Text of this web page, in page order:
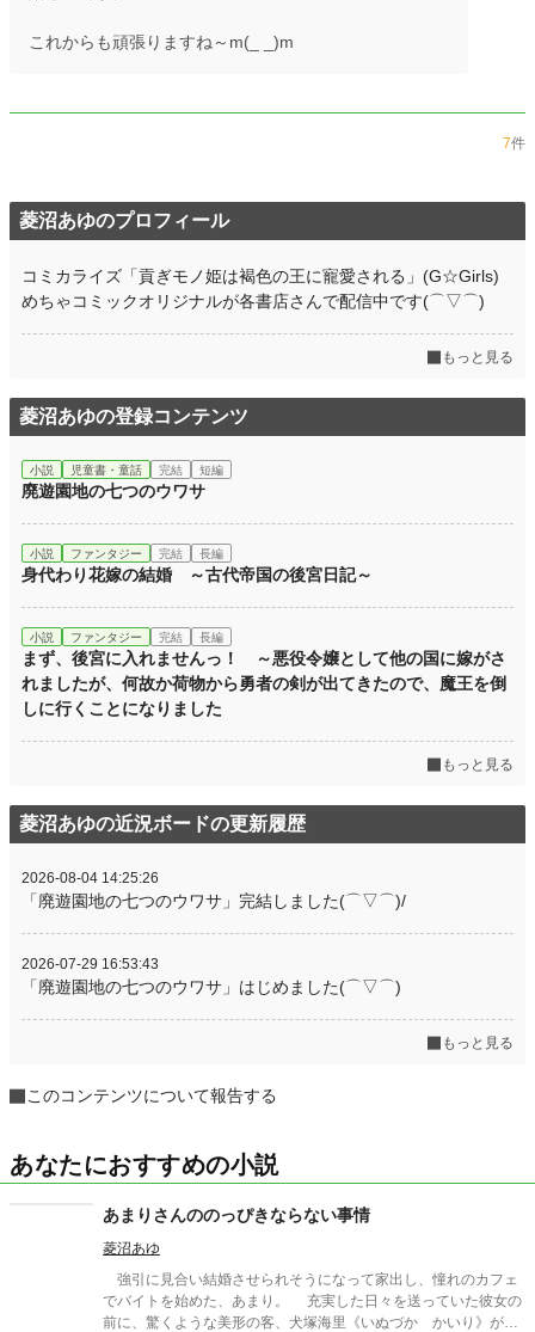
これからも頑張りますね～m(_ _)m
7件
菱沼あゆのプロフィール
コミカライズ「貢ぎモノ姫は褐色の王に寵愛される」(G☆Girls)
めちゃコミックオリジナルが各書店さんで配信中です(⌒▽⌒)
もっと見る
菱沼あゆの登録コンテンツ
小説 児童書・童話 完結 短編
廃遊園地の七つのウワサ
小説 ファンタジー 完結 長編
身代わり花嫁の結婚 ～古代帝国の後宮日記～
小説 ファンタジー 完結 長編
まず、後宮に入れませんっ！ ～悪役令嬢として他の国に嫁がさ
れましたが、何故か荷物から勇者の剣が出てきたので、魔王を倒
しに行くことになりました
もっと見る
菱沼あゆの近況ボードの更新履歴
2026-08-04 14:25:26
「廃遊園地の七つのウワサ」完結しました(⌒▽⌒)/
2026-07-29 16:53:43
「廃遊園地の七つのウワサ」はじめました(⌒▽⌒)
もっと見る
このコンテンツについて報告する
あなたにおすすめの小説
あまりさんののっぴきならない事情
菱沼あゆ
強引に見合い結婚させられそうになって家出し、憧れのカフェ
でバイトを始めた、あまり。 充実した日々を送っていた彼女の
前に、驚くような美形の客、犬塚海里《いぬづか かいり》が現